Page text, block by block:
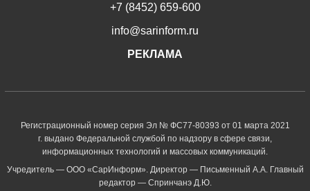
+7 (8452) 659-600
info@sarinform.ru
РЕКЛАМА
Регистрационный номер серия Эл № ФС77-80393 от 01 марта 2021
г. выдано Федеральной службой по надзору в сфере связи,
информационных технологий и массовых коммуникаций.
Учредитель — ООО «СарИнформ». Директор — Письменный А.А. Главный
редактор — Спринчанэ Д.Ю.